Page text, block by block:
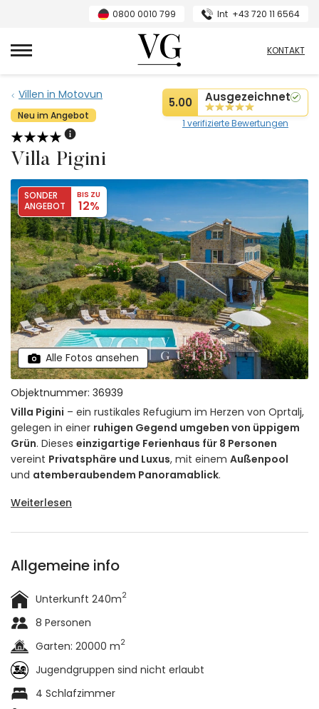
0800 0010 799 Int +43 720 11 6564
VillasGuide
KONTAKT
Villen in Motovun
Neu im Angebot
5.00 Ausgezeichnet
1 verifizierte Bewertungen
Villa Pigini
SONDER
ANGEBOT
BIS ZU
12%
Alle Fotos ansehen
Objektnummer: 36939
Villa Pigini – ein rustikales Refugium im Herzen von Oprtalj,
gelegen in einer ruhigen Gegend umgeben von üppigem
Grün. Dieses einzigartige Ferienhaus für 8 Personen
vereint Privatsphäre und Luxus, mit einem Außenpool
und atemberaubendem Panoramablick.
Weiterlesen
Allgemeine info
Unterkunft 240m2
8 Personen
Garten: 20000 m2
Jugendgruppen sind nicht erlaubt
4 Schlafzimmer